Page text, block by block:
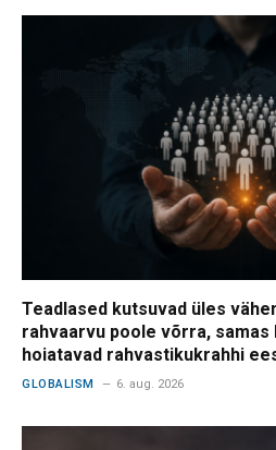
Teadlased kutsuvad üles
rahvaarvu poole võrra,
hoiatavad rahvastikukrahhi
GLOBALISM 6. aug. 2026